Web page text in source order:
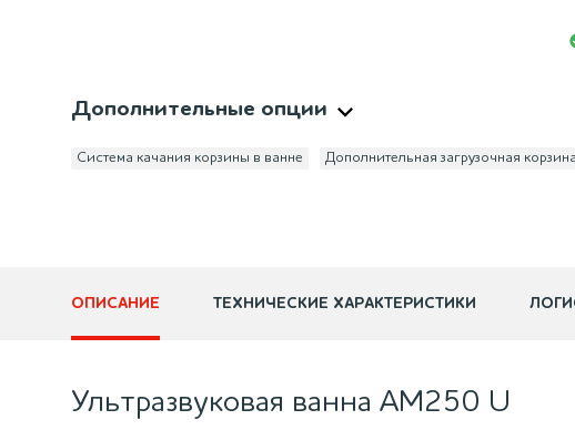
Дополнительные опции
Система качания корзины в ванне Дополнительная загрузочная корзина
ОПИСАНИЕ ТЕХНИЧЕСКИЕ ХАРАКТЕРИСТИКИ
Ультразвуковая ванна АМ250 U